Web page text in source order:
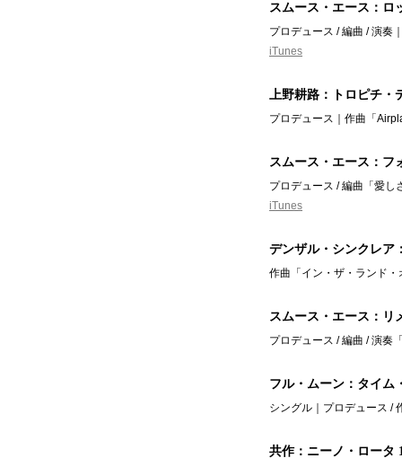
スムース・エース：ロ
プロデュース / 編曲 / 演奏
iTunes
上野耕路：トロピチ・
プロデュース｜作曲「
スムース・エース：フ
プロデュース / 編曲「愛
iTunes
デンザル・シンクレア
作曲「イン・ザ・ランド
スムース・エース：リ
プロデュース / 編曲 / 演奏
フル・ムーン：タイム
シングル｜プロデュース /
共作：ニーノ・ロータ